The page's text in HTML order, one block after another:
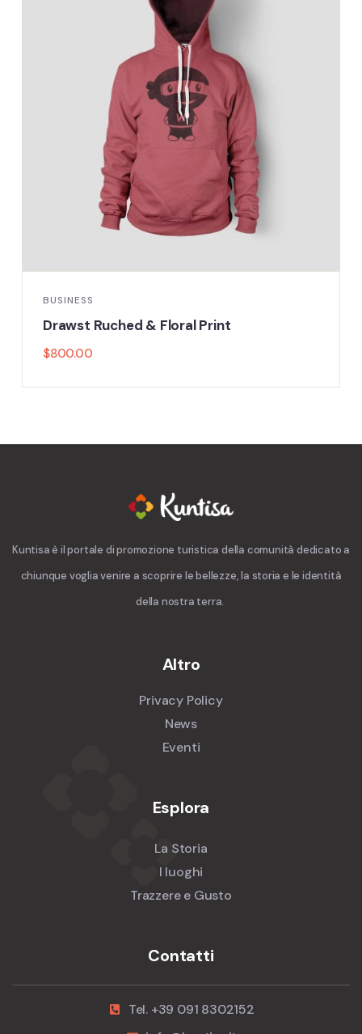
BUSINESS
Drawst Ruched & Floral Print
$800.00
Kuntisa è il portale di promozione turistica della comunità dedicato a
chiunque voglia venire a scoprire le bellezze, la storia e le identità
della nostra terra.
Altro
Privacy Policy
News
Eventi
Esplora
La Storia
I luoghi
Trazzere e Gusto
Contatti
Tel. +39 091 8302152